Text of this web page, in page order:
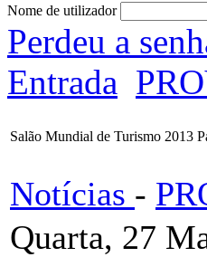
Nome de utilizador
Perdeu a
Entrada
Salão Mundial de Turismo 2013
Notícias -
Quarta, 27